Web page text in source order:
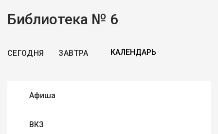
Библиотека № 6
СЕГОДНЯ ЗАВТРА
Афиша
ВКЗ